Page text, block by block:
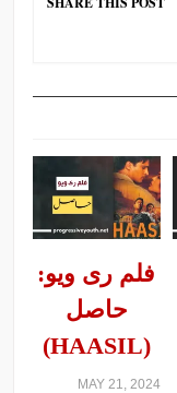
فلم ری ویو:
حاصل
(HAASIL)
MAY 21, 2024